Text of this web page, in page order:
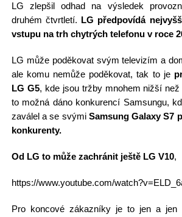
LG zlepšil odhad na výsledek
druhém čtvrtletí. LG předpovídá
vstupu na trh chytrých telefonu v roce
LG může poděkovat svým televizím a
ale komu nemůže poděkovat, tak to je
LG G5, kde jsou tržby mnohem nižší
to možná dáno konkurencí Samsungu,
zaválel a se svými Samsung Galaxy S7
konkurenty.
Od LG to může zachránit ještě LG V10,
https://www.youtube.com/
Pro koncové zákazníky je to jen a jen